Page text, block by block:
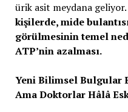
ürik asit meydana geliyor.
kişilerde, mide
görülmesinin temel
ATP’nin azalması.
Yeni Bilimsel Bulgular
Ama Doktorlar Hâlâ